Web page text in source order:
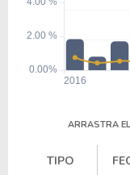
ARRASTRA
TIPO